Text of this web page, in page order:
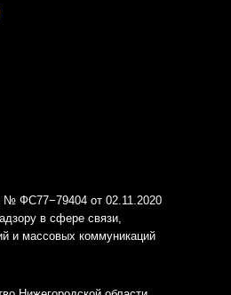
№ ФС77−79404 от 02.11.2020
в сфере связи,
и массовых коммуникаций